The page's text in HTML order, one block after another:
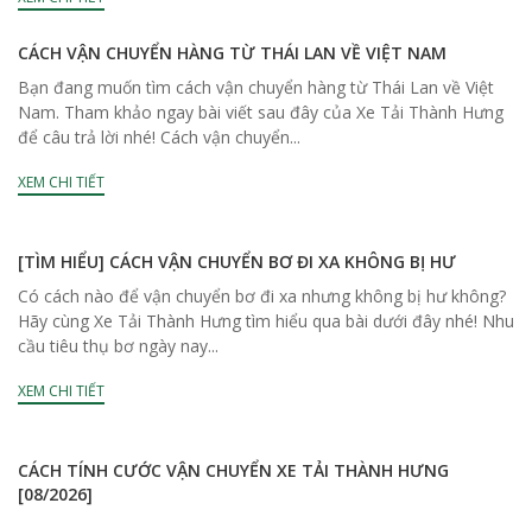
CÁCH VẬN CHUYỂN HÀNG TỪ THÁI LAN VỀ VIỆT NAM
Bạn đang muốn tìm cách vận chuyển hàng từ Thái Lan về Việt
Nam. Tham khảo ngay bài viết sau đây của Xe Tải Thành Hưng
để câu trả lời nhé! Cách vận chuyển...
XEM CHI TIẾT
[TÌM HIỂU] CÁCH VẬN CHUYỂN BƠ ĐI XA KHÔNG BỊ HƯ
Có cách nào để vận chuyển bơ đi xa nhưng không bị hư không?
Hãy cùng Xe Tải Thành Hưng tìm hiểu qua bài dưới đây nhé! Nhu
cầu tiêu thụ bơ ngày nay...
XEM CHI TIẾT
CÁCH TÍNH CƯỚC VẬN CHUYỂN XE TẢI THÀNH HƯNG
[08/2026]